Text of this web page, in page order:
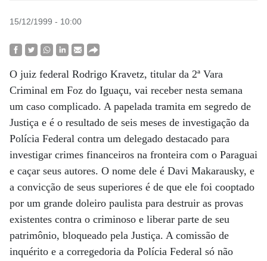
15/12/1999 - 10:00
O juiz federal Rodrigo Kravetz, titular da 2ª Vara
Criminal em Foz do Iguaçu, vai receber nesta semana
um caso complicado. A papelada tramita em segredo de
Justiça e é o resultado de seis meses de investigação da
Polícia Federal contra um delegado destacado para
investigar crimes financeiros na fronteira com o Paraguai
e caçar seus autores. O nome dele é Davi Makarausky, e
a convicção de seus superiores é de que ele foi cooptado
por um grande doleiro paulista para destruir as provas
existentes contra o criminoso e liberar parte de seu
patrimônio, bloqueado pela Justiça. A comissão de
inquérito e a corregedoria da Polícia Federal só não